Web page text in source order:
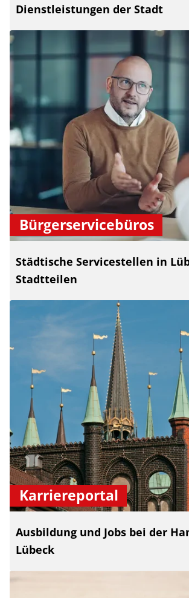
Dienstleistungen der Stadt
Bürgerservicebüros
Städtische Servicestellen in
Stadtteilen
Karriereportal
Ausbildung und Jobs bei der
Lübeck